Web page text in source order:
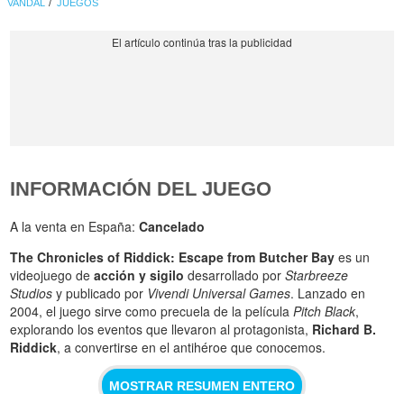
VANDAL JUEGOS
INFORMACIÓN DEL JUEGO
A la venta en España:Cancelado
The Chronicles of Riddick: Escape from Butcher Bay es un
videojuego deacción y sigilo desarrollado porStarbreeze
Studios y publicado por Vivendi Universal Games. Lanzado en
2004, el juego sirve como precuela de la películaPitch Black,
explorando los eventos que llevaron al protagonista, Richard B.
Riddick, a convertirse en el antihéroe que conocemos.
MOSTRAR RESUMEN ENTERO